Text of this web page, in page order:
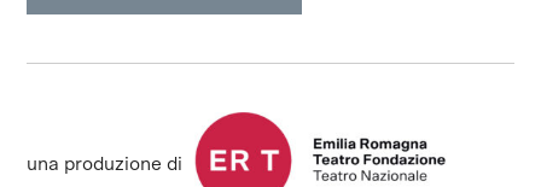
una produzione di